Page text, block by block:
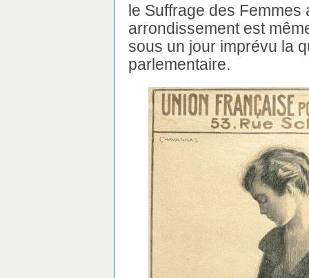
le Suffrage des Femmes
arrondissement est
sous un jour imprévu la
parlementaire.